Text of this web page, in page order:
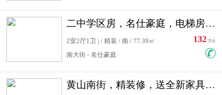
二中学区房，名仕豪庭，电梯房，双南卧室，单价低，急售
2室2厅1卫 | / 精装 / 南 / 77.39㎡
南大街 - 名仕豪庭
132 万元
黄山南街，精装修，送全新家具，看房有钥匙，实用面积大